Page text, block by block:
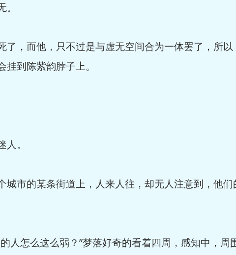
，而他，只不过是与虚无空间合为一体罢了，所以
到陈紫韵脖子上。
。
市的某条街道上，人来人往，却无人注意到，他们
怎么这么弱？”梦落好奇的看着四周，感知中，周